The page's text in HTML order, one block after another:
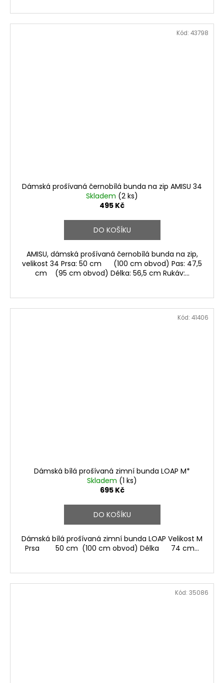
Dámská prošívaná černobílá bunda na zip AMISU 34
Skladem (2 ks)
495 Kč
DO KOŠÍKU
AMISU, dámská prošívaná černobílá bunda na zip,
velikost 34 Prsa: 50 cm (100 cm obvod) Pas: 47,5
cm (95 cm obvod) Délka: 56,5 cm Rukáv:...
Kód: 43798
Dámská bílá prošívaná zimní bunda LOAP M*
Skladem (1 ks)
695 Kč
DO KOŠÍKU
Dámská bílá prošívaná zimní bunda LOAP Velikost M
Prsa 50 cm (100 cm obvod) Délka 74 cm...
Kód: 41406
Kód: 35086